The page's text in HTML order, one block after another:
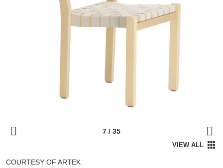
COURTESY OF ARTEK